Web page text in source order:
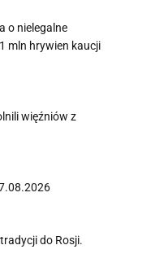
o nielegalne
mln hrywien kaucji
więźniów z
do Rosji.